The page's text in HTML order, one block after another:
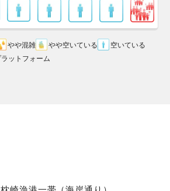
やや混雑 やや空いている
空いている
ットフォーム